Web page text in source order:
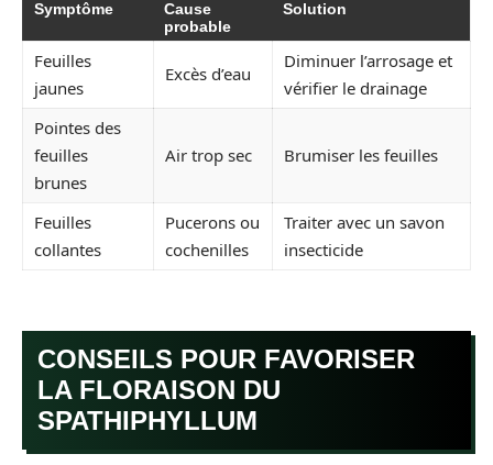
Symptôme
Cause
probable
Solution
Feuilles
jaunes
Excès d’eau
Diminuer l’arrosage et
vérifier le drainage
Pointes des
feuilles
brunes
Air trop sec Brumiser les feuilles
Feuilles
collantes
Pucerons ou
cochenilles
Traiter avec un savon
insecticide
CONSEILS POUR FAVORISER
LA FLORAISON DU
SPATHIPHYLLUM